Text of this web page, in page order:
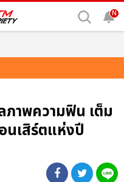
N
าพความฟิน เต็ม
เสิร์ตแห่งปี